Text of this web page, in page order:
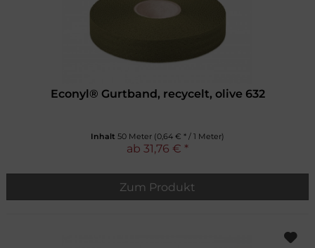
Econyl® Gurtband, recycelt, olive 632
Inhalt 50 Meter (0,64 € * / 1 Meter)
ab 31,76 € *
Zum Produkt